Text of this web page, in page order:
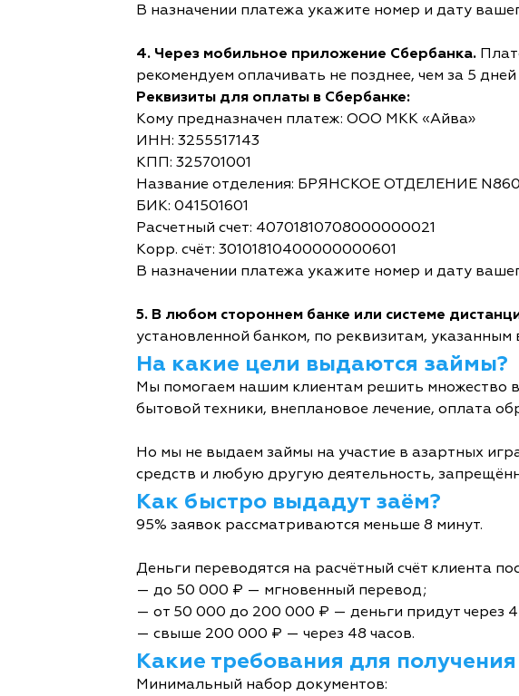
В назначении платежа укажите номер и дату
4. Через мобильное приложение Сбербанка.
рекомендуем оплачивать не позднее, чем за 5
Реквизиты для оплаты в Сбербанке:
Кому предназначен платеж: ООО МКК «Айва»
ИНН: 3255517143
КПП: 325701001
Название отделения: БРЯНСКОЕ ОТДЕЛЕНИЕ
БИК: 041501601
Расчетный счет: 40701810708000000021
Корр. счёт: 30101810400000000601
В назначении платежа укажите номер и дату
5. В любом стороннем банке или системе
установленной банком, по реквизитам,
На какие цели выдаются займы?
Мы помогаем нашим клиентам решить множество
бытовой техники, внеплановое лечение, оплата
Но мы не выдаем займы на участие в азартных
средств и любую другую деятельность,
Как быстро выдадут заём?
95% заявок рассматриваются меньше 8 минут.
Деньги переводятся на расчётный счёт клиента
— до 50 000 ₽ — мгновенный перевод;
— от 50 000 до 200 000 ₽ — деньги придут через 4
— свыше 200 000 ₽ — через 48 часов.
Какие требования для
Минимальный набор документов: